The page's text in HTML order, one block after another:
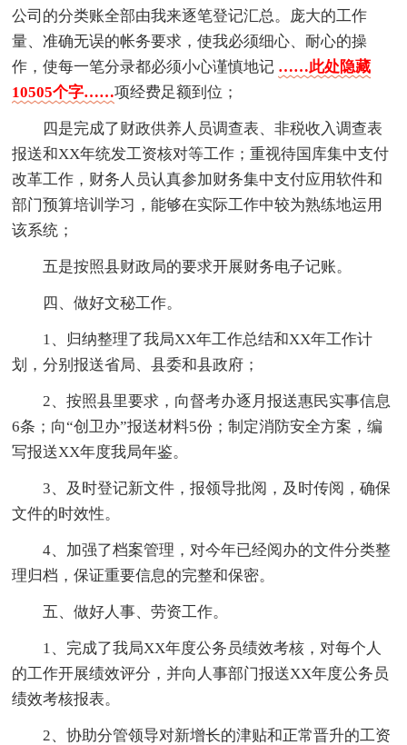
公司的分类账全部由我来逐笔登记汇总。庞大的工作
量、准确无误的帐务要求，使我必须细心、耐心的操
作，使每一笔分录都必须小心谨慎地记 ……此处隐藏
10505个字……项经费足额到位；
四是完成了财政供养人员调查表、非税收入调查表
报送和XX年统发工资核对等工作；重视待国库集中支付
改革工作，财务人员认真参加财务集中支付应用软件和
部门预算培训学习，能够在实际工作中较为熟练地运用
该系统；
五是按照县财政局的要求开展财务电子记账。
四、做好文秘工作。
1、归纳整理了我局XX年工作总结和XX年工作计
划，分别报送省局、县委和县政府；
2、按照县里要求，向督考办逐月报送惠民实事信息
6条；向“创卫办”报送材料5份；制定消防安全方案，编
写报送XX年度我局年鉴。
3、及时登记新文件，报领导批阅，及时传阅，确保
文件的时效性。
4、加强了档案管理，对今年已经阅办的文件分类整
理归档，保证重要信息的完整和保密。
五、做好人事、劳资工作。
1、完成了我局XX年度公务员绩效考核，对每个人
的工作开展绩效评分，并向人事部门报送XX年度公务员
绩效考核报表。
2、协助分管领导对新增长的津贴和正常晋升的工资